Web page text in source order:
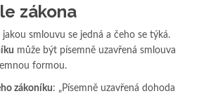
zákona
smlouvu se jedná a čeho se týká.
může být písemně uzavřená smlouva
formou.
zákoníku: „Písemně uzavřená dohoda